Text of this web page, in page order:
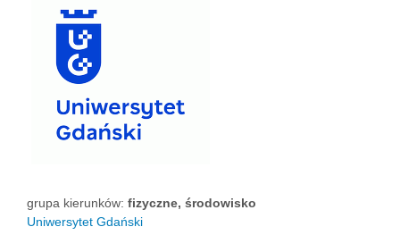
grupa kierunków: fizyczne, środowisko
Uniwersytet Gdański